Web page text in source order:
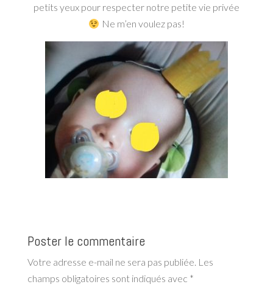
petits yeux pour respecter notre petite vie privée
Ne m’en voulez pas!
Poster le commentaire
Votre adresse e-mail ne sera pas publiée. Les
champs obligatoires sont indiqués avec *